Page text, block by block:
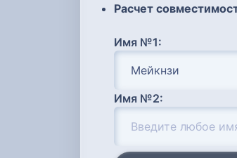
Расчет
Имя №1:
Имя №2: